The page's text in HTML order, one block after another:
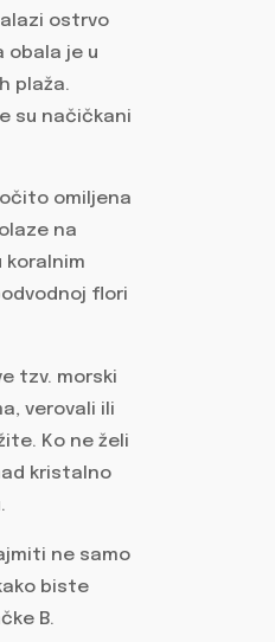
ostrvo
obala je u
plaža.
su načičkani
omiljena
na
koralnim
flori
tzv. morski
verovali ili
Ko ne želi
kristalno
ne samo
biste
B.